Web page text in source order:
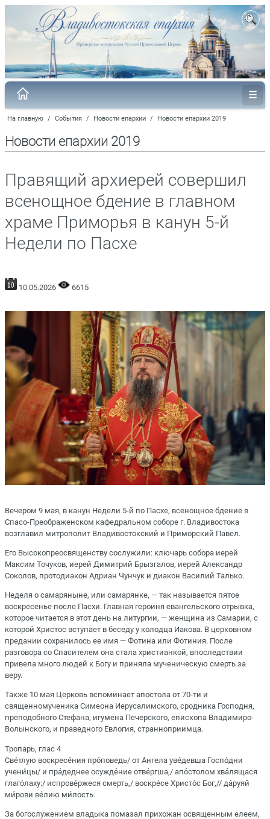
На главную / События / Новости епархии / Новости епархии 2019
Новости епархии 2019
Правящий архиерей совершил
всенощное бдение в главном
храме Приморья в канун 5-й
Недели по Пасхе
10.05.2026 6615
Вечером 9 мая, в канун Недели 5-й по Пасхе, всенощное бдение в
Спасо-Преображенском кафедральном соборе г. Владивостока
возглавил митрополит Владивостокский и Приморский Павел.
Его Высокопреосвященству сослужили: ключарь собора иерей
Максим Точуков, иерей Димитрий Брызгалов, иерей Александр
Соколов, протодиакон Адриан Чунчук и диакон Василий Талько.
Неделя о самаряныне, или самарянке, — так называется пятое
воскресенье после Пасхи. Главная героиня евангельского отрывка,
которое читается в этот день на литургии, — женщина из Самарии, с
которой Христос вступает в беседу у колодца Иакова. В церковном
предании сохранилось ее имя — Фотина или Фотиния. После
разговора со Спасителем она стала христианкой, впоследствии
привела много людей к Богу и приняла мученическую смерть за
веру.
Также 10 мая Церковь вспоминает апостола от 70-ти и
священномученика Симеона Иерусалимского, сродника Господня,
преподобного Стефана, игумена Печерского, епископа Владимиро-
Волынского, и праведного Евлогия, странноприимца.
Тропарь, глас 4
Све́тлую воскресе́ния про́поведь/ от А́нгела уве́девша Госпо́дни
учени́цы/ и пра́деднее осужде́ние отве́ргша,/ апо́столом хва́лящася
глаго́лаху:/ испрове́ржеся смерть,/ воскре́се Христо́с Бог,// да́руяй
ми́рови ве́лию ми́лость.
За богослужением владыка помазал прихожан освященным елеем,